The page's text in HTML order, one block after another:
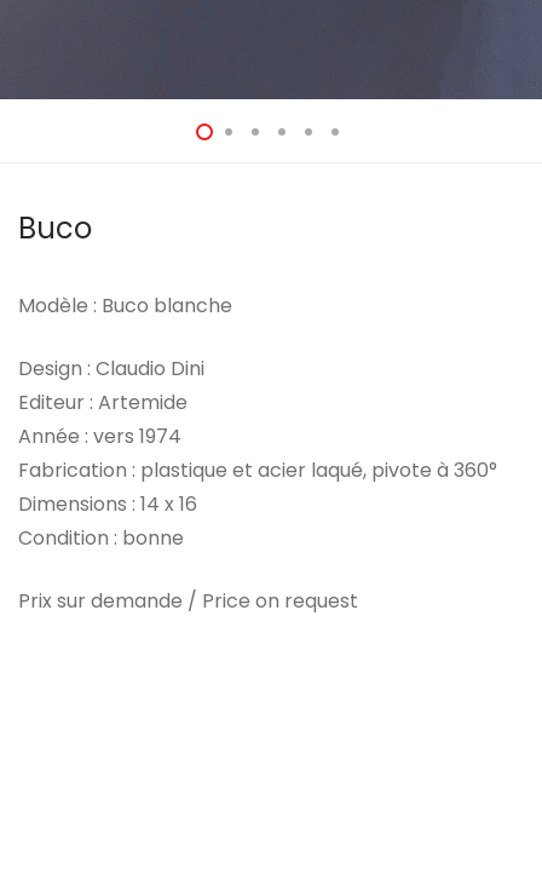
Buco
Modèle : Buco blanche
Design : Claudio Dini
Editeur : Artemide
Année : vers 1974
Fabrication : plastique et acier laqué, pivote à 360°
Dimensions : 14 x 16
Condition : bonne
Prix sur demande / Price on request